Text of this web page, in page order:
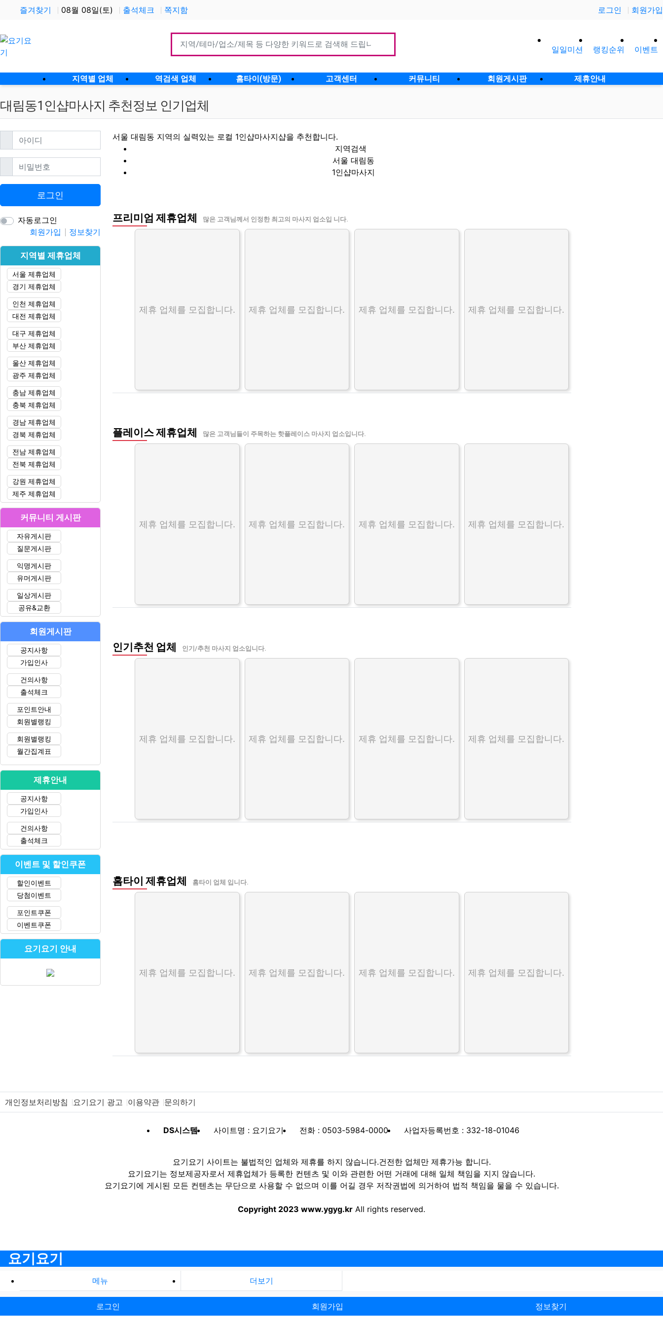
즐겨찾기 08월 08일(토) 출석체크 쪽지함 로그인 회원가입
일일미션 랭킹순위 이벤트
지역별 업체 역검색 업체 홈타이(방문) 고객센터 커뮤니티 회원게시판 제휴안내
대림동1인샵마사지 추천정보 인기업체
서울 대림동 지역의 실력있는 로컬 1인샵마사지샵을 추천합니다.
지역검색
서울 대림동
1인샵마사지
프리미엄 제휴업체 많은 고객님께서 인정한 최고의 마사지 업소입 니다.
제휴 업체를 모집합니다. 제휴 업체를 모집합니다. 제휴 업체를 모집합니다. 제휴 업체를 모집합니다.
플레이스 제휴업체 많은 고객님들이 주목하는 핫플레이스 마사지 업소입니다.
제휴 업체를 모집합니다. 제휴 업체를 모집합니다. 제휴 업체를 모집합니다. 제휴 업체를 모집합니다.
인기추천 업체 인기/추천 마사지 업소입니다.
제휴 업체를 모집합니다. 제휴 업체를 모집합니다. 제휴 업체를 모집합니다. 제휴 업체를 모집합니다.
홈타이 제휴업체 홈타이 업체 입니다.
제휴 업체를 모집합니다. 제휴 업체를 모집합니다. 제휴 업체를 모집합니다. 제휴 업체를 모집합니다.
아이디필수
비밀번호필수
로그인
자동로그인
회원가입
정보찾기
지역별 제휴업체
서울 제휴업체
경기 제휴업체
인천 제휴업체
대전 제휴업체
대구 제휴업체
부산 제휴업체
울산 제휴업체
광주 제휴업체
충남 제휴업체
충북 제휴업체
경남 제휴업체
경북 제휴업체
전남 제휴업체
전북 제휴업체
강원 제휴업체
제주 제휴업체
커뮤니티 게시판
자유게시판
질문게시판
익명게시판
유머게시판
일상게시판
공유&교환
회원게시판
공지사항
가입인사
건의사항
출석체크
포인트안내
회원별랭킹
회원별랭킹
월간집계표
제휴안내
공지사항
가입인사
건의사항
출석체크
이벤트 및 할인쿠폰
할인이벤트
당첨이벤트
포인트쿠폰
이벤트쿠폰
요기요기 안내
개인정보처리방침 요기요기 광고 이용약관 문의하기
DS시스템 사이트명 : 요기요기 전화 : 0503-5984-0000 사업자등록번호 : 332-18-01046
요기요기 사이트는 불법적인 업체와 제휴를 하지 않습니다.건전한 업체만 제휴가능 합니다.
요기요기는 정보제공자로서 제휴업체가 등록한 컨텐츠 및 이와 관련한 어떤 거래에 대해 일체 책임을 지지 않습니다.
요기요기에 게시된 모든 컨텐츠는 무단으로 사용할 수 없으며 이를 어길 경우 저작권법에 의거하여 법적 책임을 물을 수 있습니다.
Copyright 2023 www.ygyg.kr All rights reserved.
요기요기
메뉴 더보기
로그인 회원가입 정보찾기